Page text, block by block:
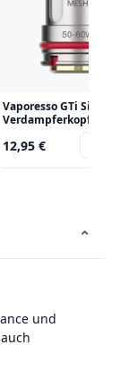
Vaporesso GTi Sieb Coil
Verdampferkopf 0,4 Ohm
12,95 €
⌄
und